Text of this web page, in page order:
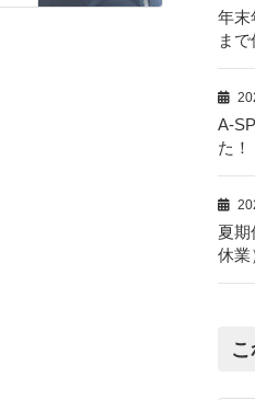
年末
まで
A-
た！
夏期
休業